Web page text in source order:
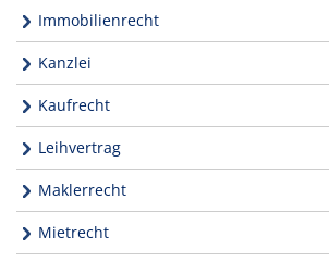
Immobilienrecht
Kanzlei
Kaufrecht
Leihvertrag
Maklerrecht
Mietrecht